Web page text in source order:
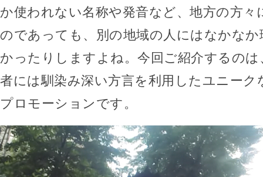
か使われない名称や発音など、地方の方々
のであっても、別の地域の人にはなかな
かったりしますよね。今回ご紹介するの
者には馴染み深い方言を利用したユニーク
プロモーションです。